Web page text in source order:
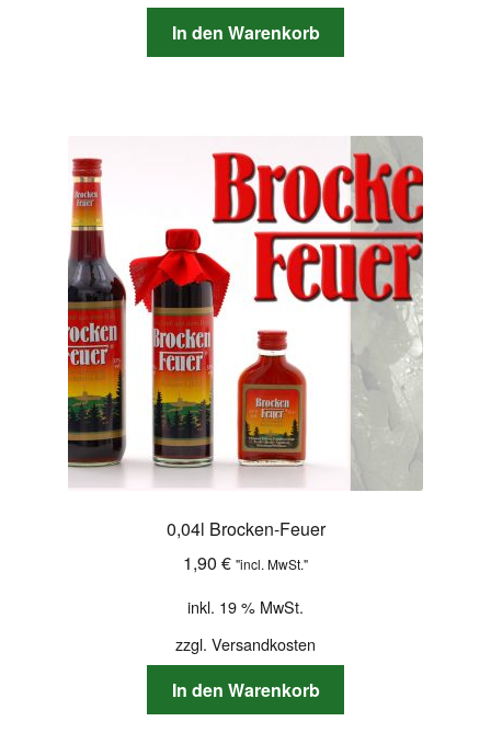
In den Warenkorb
0,04l Brocken-Feuer
1,90 € "incl. MwSt."
inkl. 19 % MwSt.
zzgl. Versandkosten
In den Warenkorb